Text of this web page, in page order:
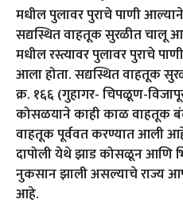
मधील पुलावर पुराचे पाणी
सद्यस्थित वाहतूक सुरळीत चालू
मधील रस्त्यावर पुलावर पुराचे
आला होता. सद्यस्थित वाहतूक
क्र. १६६ (गुहागर- चिपळूण-
कोसळयाने काही काळ वाहतूक
वाहतूक पूर्ववत करण्यात आली
दापोली येथे झाड कोसळून आणि
नुकसान झाली असल्याचे राज्य
आहे.